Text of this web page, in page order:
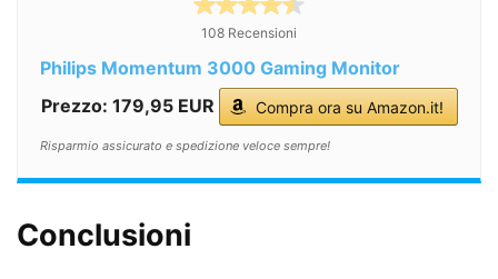
108 Recensioni
Philips Momentum 3000 Gaming Monitor
Prezzo: 179,95 EUR
Compra ora su Amazon.it!
Risparmio assicurato e spedizione veloce sempre!
Conclusioni